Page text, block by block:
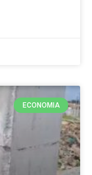
ECONOMIA